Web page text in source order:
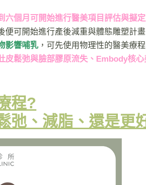
六個月可開始進行醫美項目評估與擬
可開始進行產後減重與體態雕塑計
影響哺乳 ，可先使用物理性的醫美療程
鬆弛與臉部膠原流失、Embody核
程?
弛、減脂、還是更